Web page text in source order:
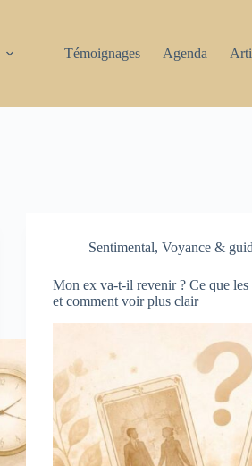
Témoignages Agenda
Sentimental,Voyance &
Mon ex va-t-il revenir ? Ce que les
et comment voir plus clair